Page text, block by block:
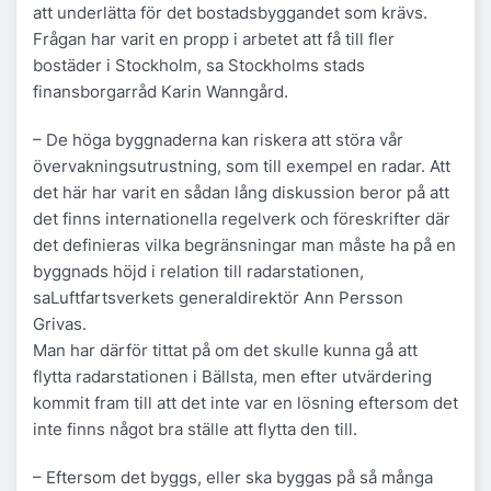
att underlätta för det bostadsbyggandet som krävs.
Frågan har varit en propp i arbetet att få till fler
bostäder i Stockholm, sa Stockholms stads
finansborgarråd Karin Wanngård.
– De höga byggnaderna kan riskera att störa vår
övervakningsutrustning, som till exempel en radar. Att
det här har varit en sådan lång diskussion beror på att
det finns internationella regelverk och föreskrifter där
det definieras vilka begränsningar man måste ha på en
byggnads höjd i relation till radarstationen,
saLuftfartsverkets generaldirektör Ann Persson
Grivas.
Man har därför tittat på om det skulle kunna gå att
flytta radarstationen i Bällsta, men efter utvärdering
kommit fram till att det inte var en lösning eftersom det
inte finns något bra ställe att flytta den till.
– Eftersom det byggs, eller ska byggas på så många